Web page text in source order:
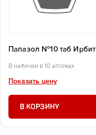
Папазол №10 таб Ирбит
В наличии в 10 аптеках
Показать цену
В КОРЗИНУ